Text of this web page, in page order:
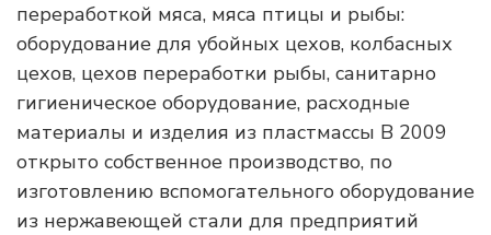
переработкой мяса, мяса птицы и рыбы:
оборудование для убойных цехов, колбасных
цехов, цехов переработки рыбы, санитарно
гигиеническое оборудование, расходные
материалы и изделия из пластмассы В 2009
открыто собственное производство, по
изготовлению вспомогательного оборудование
из нержавеющей стали для предприятий